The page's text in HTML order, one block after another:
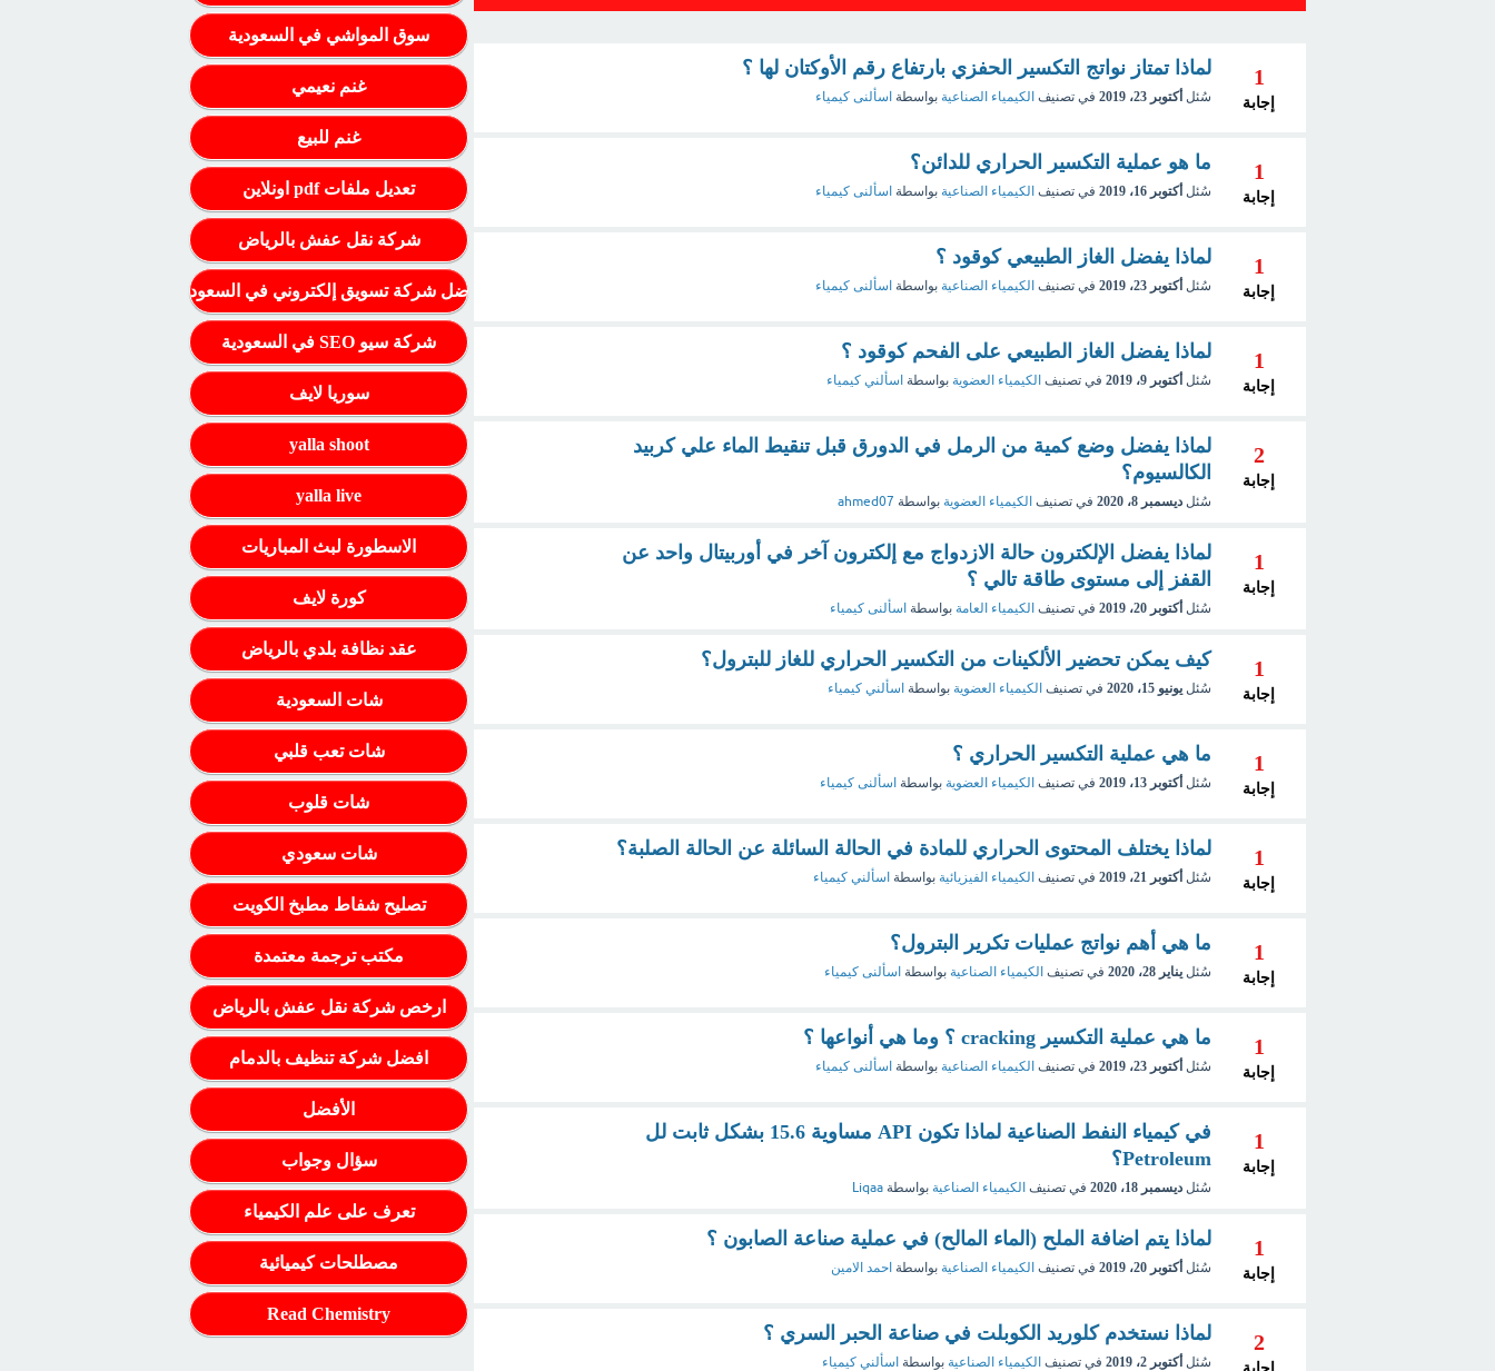
1
إجابة
لماذا تمتاز نواتج التكسير الحفزي بارتفاع رقم الأوكتان لها ؟
سُئل أكتوبر 23، 2019 في تصنيف الكيمياء الصناعية بواسطة اسألنى كيمياء
1
إجابة
ما هو عملية التكسير الحراري للدائن؟
سُئل أكتوبر 16، 2019 في تصنيف الكيمياء الصناعية بواسطة اسألنى كيمياء
1
إجابة
لماذا يفضل الغاز الطبيعي كوقود ؟
سُئل أكتوبر 23، 2019 في تصنيف الكيمياء الصناعية بواسطة اسألنى كيمياء
1
إجابة
لماذا يفضل الغاز الطبيعي على الفحم كوقود ؟
سُئل أكتوبر 9، 2019 في تصنيف الكيمياء العضوية بواسطة اسألني كيمياء
2
إجابة
لماذا يفضل وضع كمية من الرمل في الدورق قبل تنقيط الماء علي كربيد
الكالسيوم؟
سُئل ديسمبر 8، 2020 في تصنيف الكيمياء العضوية بواسطة ahmed07
1
إجابة
لماذا يفضل الإلكترون حالة الازدواج مع إلكترون آخر في أوربيتال واحد عن
القفز إلى مستوى طاقة تالي ؟
سُئل أكتوبر 20، 2019 في تصنيف الكيمياء العامة بواسطة اسألنى كيمياء
1
إجابة
كيف يمكن تحضير الألكينات من التكسير الحراري للغاز للبترول؟
سُئل يونيو 15، 2020 في تصنيف الكيمياء العضوية بواسطة اسألني كيمياء
1
إجابة
ما هي عملية التكسير الحراري ؟
سُئل أكتوبر 13، 2019 في تصنيف الكيمياء العضوية بواسطة اسألنى كيمياء
1
إجابة
لماذا يختلف المحتوى الحراري للمادة في الحالة السائلة عن الحالة الصلبة؟
سُئل أكتوبر 21، 2019 في تصنيف الكيمياء الفيزيائية بواسطة اسألني كيمياء
1
إجابة
ما هي أهم نواتج عمليات تكرير البترول؟
سُئل يناير 28، 2020 في تصنيف الكيمياء الصناعية بواسطة اسألنى كيمياء
1
إجابة
ما هي عملية التكسير cracking ؟ وما هي أنواعها ؟
سُئل أكتوبر 23، 2019 في تصنيف الكيمياء الصناعية بواسطة اسألنى كيمياء
1
إجابة
في كيمياء النفط الصناعية لماذا تكون API مساوية 15.6 بشكل ثابت لل
Petroleum؟
سُئل ديسمبر 18، 2020 في تصنيف الكيمياء الصناعية بواسطة Liqaa
1
إجابة
لماذا يتم اضافة الملح (الماء المالح) في عملية صناعة الصابون ؟
سُئل أكتوبر 20، 2019 في تصنيف الكيمياء الصناعية بواسطة احمد الامين
2 لماذا نستخدم كلوريد الكوبلت في صناعة الحبر السري ؟
سُئل أكتوبر 2، 2019 في تصنيف الكيمياء الصناعية بواسطة اسألني كيمياء
سوق المواشي في السعودية
غنم نعيمي
غنم للبيع
تعديل ملفات pdf اونلاين
شركة نقل عفش بالرياض
أفضل شركة تسويق إلكتروني في السعودية
شركة سيو SEO في السعودية
سوريا لايف
yalla shoot
yalla live
الاسطورة لبث المباريات
كورة لايف
عقد نظافة بلدي بالرياض
شات السعودية
شات تعب قلبي
شات قلوب
شات سعودي
تصليح شفاط مطبخ الكويت
مكتب ترجمة معتمدة
ارخص شركة نقل عفش بالرياض
افضل شركة تنظيف بالدمام
الأفضل
سؤال وجواب
تعرف على علم الكيمياء
مصطلحات كيميائية
Read Chemistry